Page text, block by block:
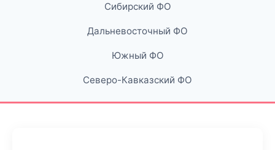
Сибирский ФО
Дальневосточный ФО
Южный ФО
Северо-Кавказский ФО